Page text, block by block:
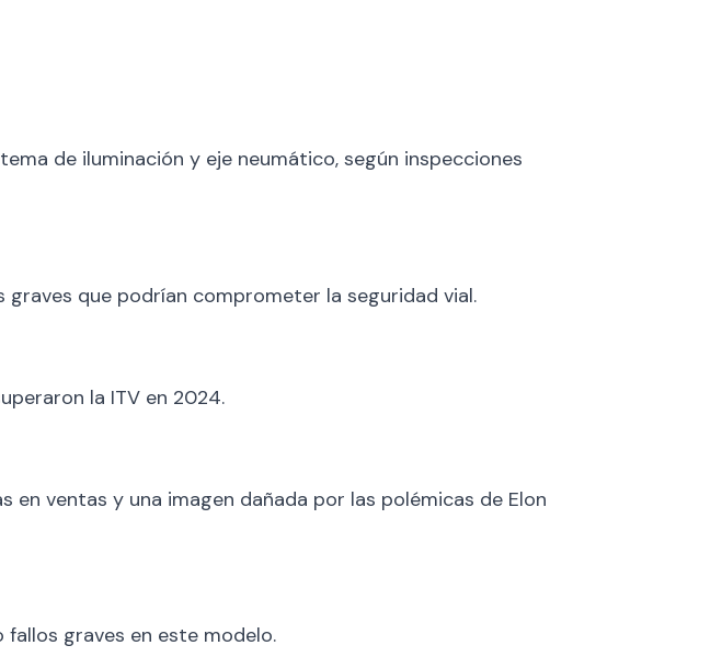
de iluminación y eje neumático, según inspecciones
que podrían comprometer la seguridad vial.
la ITV en 2024.
ventas y una imagen dañada por las polémicas de Elon
graves en este modelo.